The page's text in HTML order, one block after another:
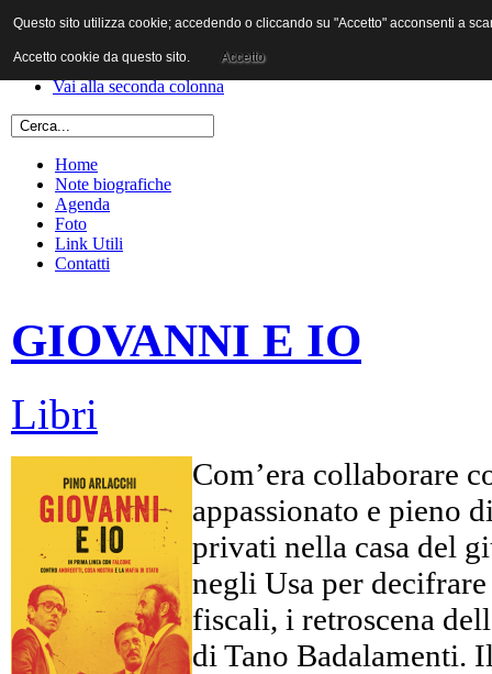
Vai al contenuto
Vai alla prima colonna
Vai alla seconda colonna
Home
Note biografiche
Agenda
Foto
Link Utili
Contatti
GIOVANNI E IO
Libri
Com’era collaborare
appassionato e pieno
privati nella casa del
negli Usa per
fiscali, i retroscena
di Tano Badalamenti.
Questo sito utilizza cookie; accedendo o cliccando su "Accetto" acconsenti a
Accetto cookie da questo sito. Accetto